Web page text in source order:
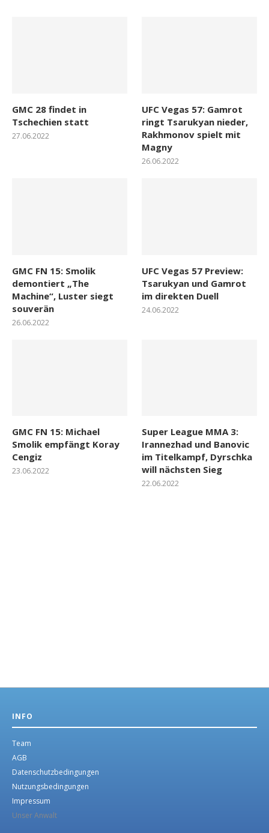
GMC 28 findet in
Tschechien statt
27.06.2022
UFC Vegas 57: Gamrot
ringt Tsarukyan nieder,
Rakhmonov spielt mit
Magny
26.06.2022
GMC FN 15: Smolik
demontiert „The
Machine“, Luster siegt
souverän
26.06.2022
UFC Vegas 57 Preview:
Tsarukyan und Gamrot
im direkten Duell
24.06.2022
GMC FN 15: Michael
Smolik empfängt Koray
Cengiz
23.06.2022
Super League MMA 3:
Irannezhad und Banovic
im Titelkampf, Dyrschka
will nächsten Sieg
22.06.2022
INFO
Team
AGB
Datenschutzbedingungen
Nutzungsbedingungen
Impressum
Unser Anwalt